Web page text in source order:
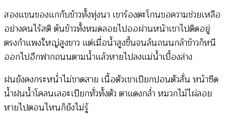
สองแขนของแกกับข้าวทั้งทุ่งนา เขาร้องตะโกนขอความช่วยเหลือ
อย่างคนไร้สติ ต้นข้าวทั้งหมดลอยไปออผ่านหน้าเขาไปติดอยู่
ตรงกำแพงใหญ่สูงขาว แต่เมื่อน้ำสูงขึ้นจนล้นถนนกล้าข้าวก็หนี
ออกไปอีกฟากถนนตามน้ำแล้วหายไปลงแม่น้ำเบื้องล่าง
ฝนยังคงกระหน่ำไม่ขาดสาย เนื้อตัวเขาเปียกปอนตัวสั่น หน้าซีด
น้ำฝนน้ำโคลนเลอะเปียกทั่วทั้งตัว ตาแดงกล่ำ หมวกไม้ไผ่ลอย
หายไปตอนไหนก็ยังไม่รู้